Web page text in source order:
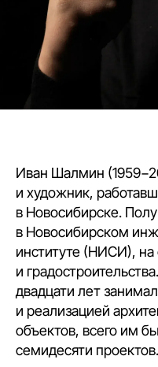
Иван Шалмин
и художник,
в Новосибирске.
в Новосибирском
институте (НИСИ), на
и
двадцати лет
и реализацией
объектов, всего им
семидесяти проектов.